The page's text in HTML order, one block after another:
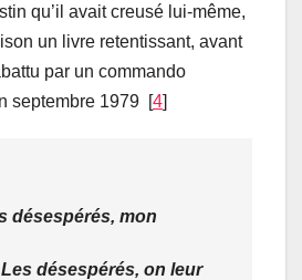
qu’il avait creusé lui-même,
un livre retentissant, avant
par un commando
septembre 1979 [4]
désespérés, mon
Les désespérés, on leur